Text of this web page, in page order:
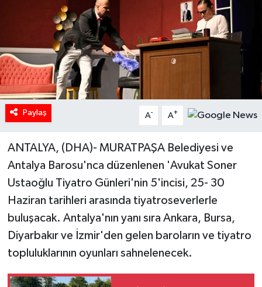
Paylaş A- A+
ANTALYA, (DHA)- MURATPAŞA Belediyesi ve
Antalya Barosu'nca düzenlenen 'Avukat Soner
Ustaoğlu Tiyatro Günleri'nin 5'incisi, 25- 30
Haziran tarihleri arasında tiyatroseverlerle
buluşacak. Antalya'nın yanı sıra Ankara, Bursa,
Diyarbakır ve İzmir'den gelen baroların ve tiyatro
topluluklarının oyunları sahnelenecek.